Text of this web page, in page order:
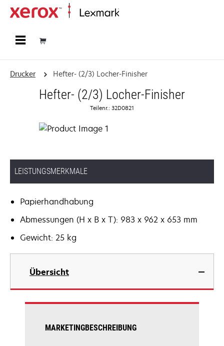
Drucker Hefter- (2/3) Locher-Finisher
Hefter- (2/3) Locher-Finisher
Teilenr.: 32D0821
LEISTUNGSMERKMALE
Papierhandhabung
Abmessungen (H x B x T): 983 x 962 x 653 mm
Gewicht: 25 kg
Übersicht
MARKETINGBESCHREIBUNG